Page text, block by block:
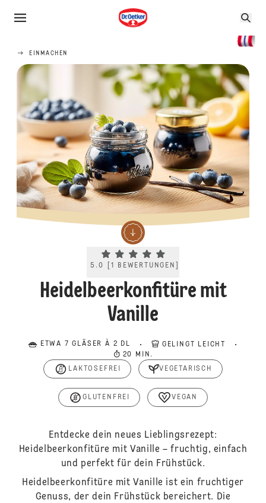
EINMACHEN
Current rating 5.0. Click to rate.
5.0 1 BEWERTUNGEN
Heidelbeerkonfitüre mit
Vanille
ETWA 7 GLÄSER À 2 DL
GELINGT LEICHT
20 MIN.
LAKTOSEFREI
VEGETARISCH
GLUTENFREI VEGAN
Entdecke dein neues Lieblingsrezept:
Heidelbeerkonfitüre mit Vanille – fruchtig, einfach
und perfekt für dein Frühstück.
Heidelbeerkonfitüre mit Vanille ist ein fruchtiger
Genuss, der dein Frühstück bereichert. Die